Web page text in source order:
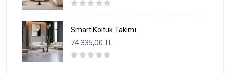
Smart Koltuk Takımı
74.335,00 TL